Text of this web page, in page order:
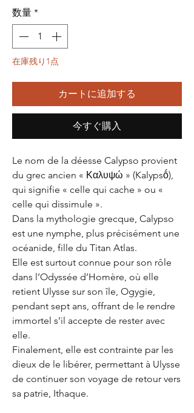
数量 *
在庫残り1点
カートに追加する
今すぐ購入
Le nom de la déesse Calypso provient
du grec ancien « Καλυψώ » (Kalypsṓ),
qui signifie « celle qui cache » ou «
celle qui dissimule ».
Dans la mythologie grecque, Calypso
est une nymphe, plus précisément une
océanide, fille du Titan Atlas.
Elle est surtout connue pour son rôle
dans l’Odyssée d’Homère, où elle
retient Ulysse sur son île, Ogygie,
pendant sept ans, offrant de le rendre
immortel s’il accepte de rester avec
elle.
Finalement, elle est contrainte par les
dieux de le libérer, permettant à Ulysse
de continuer son voyage de retour vers
sa patrie, Ithaque.